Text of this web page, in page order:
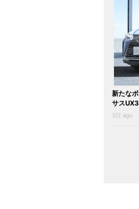
新たな
サス
3日 ago